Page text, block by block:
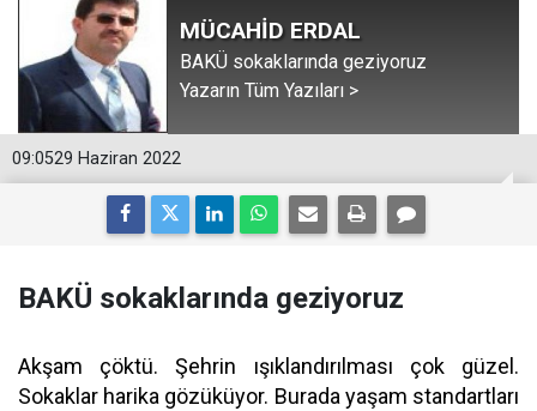
MÜCAHİD ERDAL
BAKÜ sokaklarında geziyoruz
Yazarın Tüm Yazıları >
09:0529 Haziran 2022
BAKÜ sokaklarında geziyoruz
Akşam çöktü. Şehrin ışıklandırılması çok güzel.
Sokaklar harika gözüküyor. Burada yaşam standartları